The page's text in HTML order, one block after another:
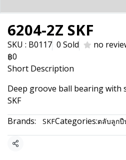
6204-2Z SKF
SKU : B0117 0 Sold
no
฿0
Short Description
Deep groove ball bearing with
SKF
Brands:
SKFCategories:ตลับลูกปื
Share